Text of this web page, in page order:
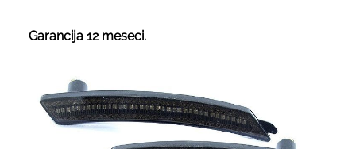
Garancija 12 meseci.